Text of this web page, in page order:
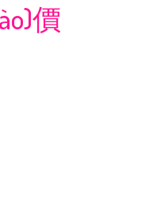
價